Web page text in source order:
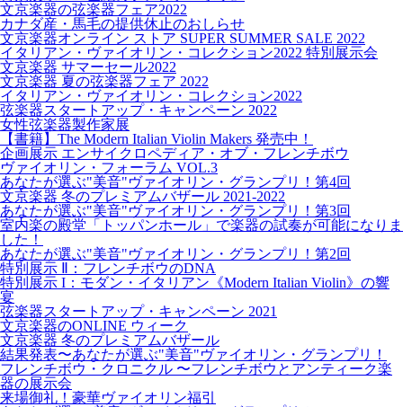
文京楽器の弦楽器フェア2022
カナダ産・馬毛の提供休止のおしらせ
文京楽器オンライン ストア SUPER SUMMER SALE 2022
イタリアン・ヴァイオリン・コレクション2022 特別展示会
文京楽器 サマーセール2022
文京楽器 夏の弦楽器フェア 2022
イタリアン・ヴァイオリン・コレクション2022
弦楽器スタートアップ・キャンペーン 2022
女性弦楽器製作家展
【書籍】The Modern Italian Violin Makers 発売中！
企画展示 エンサイクロペディア・オブ・フレンチボウ
ヴァイオリン・フォーラム VOL.3
あなたが選ぶ"美音"ヴァイオリン・グランプリ！第4回
文京楽器 冬のプレミアムバザール 2021-2022
あなたが選ぶ"美音"ヴァイオリン・グランプリ！第3回
室内楽の殿堂「トッパンホール」で楽器の試奏が可能になりま
した！
あなたが選ぶ"美音"ヴァイオリン・グランプリ！第2回
特別展示 Ⅱ：フレンチボウのDNA
特別展示 I：モダン・イタリアン《Modern Italian Violin》の響
宴
弦楽器スタートアップ・キャンペーン 2021
文京楽器のONLINE ウィーク
文京楽器 冬のプレミアムバザール
結果発表〜あなたが選ぶ"美音"ヴァイオリン・グランプリ！
フレンチボウ・クロニクル 〜フレンチボウとアンティーク楽
器の展示会
来場御礼！豪華ヴァイオリン福引